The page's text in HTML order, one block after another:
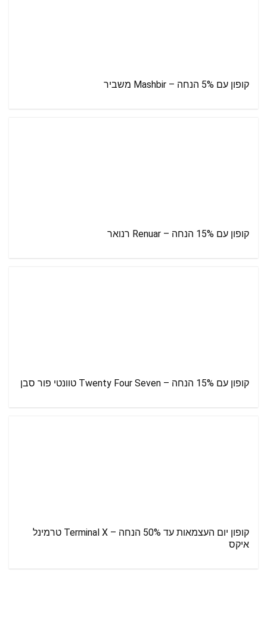
קופון עם 5% הנחה – Mashbir משביר
קופון עם 15% הנחה – Renuar רנואר
קופון עם 15% הנחה – Twenty Four Seven טוונטי פור סבן
קופון יום העצמאות עד 50% הנחה – Terminal X טרמינל
איקס